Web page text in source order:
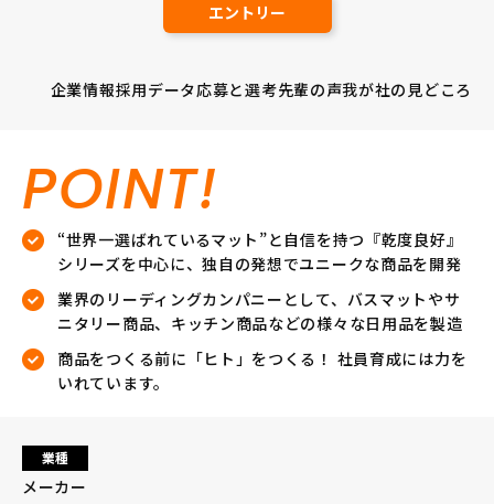
エントリー
企業情報採用データ応募と選考先輩の声我が社の見どころ
POINT!
“世界一選ばれているマット”と自信を持つ『乾度良好』
シリーズを中心に、独自の発想でユニークな商品を開発
業界のリーディングカンパニーとして、バスマットやサ
ニタリー商品、キッチン商品などの様々な日用品を製造
商品をつくる前に「ヒト」をつくる！ 社員育成には力を
いれています。
業種
メーカー